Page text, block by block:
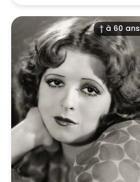
† à 60 ans